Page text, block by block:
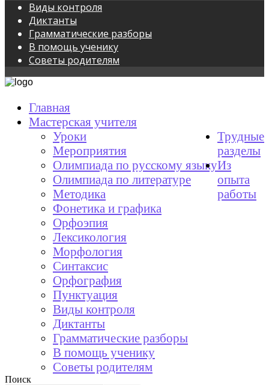
Виды контроля
Диктанты
Грамматические разборы
В помощь ученику
Советы родителям
Главная
Мастерская учителя
Уроки
Мероприятия
Олимпиада по русскому языку
Олимпиада по литературе
Методика
Трудные
разделы
Фонетика и графика
Орфоэпия
Лексикология
Морфология
Синтаксис
Орфография
Пунктуация
Из
опыта
работы
Виды контроля
Диктанты
Грамматические разборы
В помощь ученику
Советы родителям
Поиск